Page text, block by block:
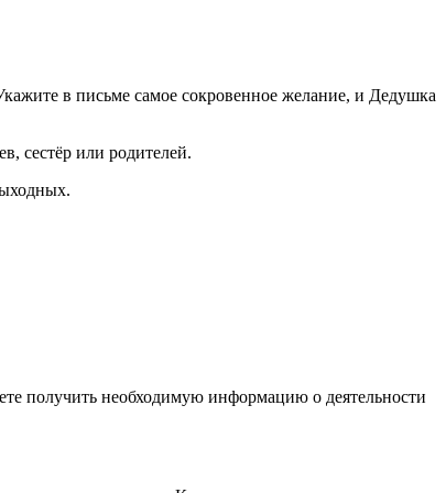
в письме самое сокровенное желание, и Дедушка
сестёр или родителей.
получить необходимую информацию о деятельности